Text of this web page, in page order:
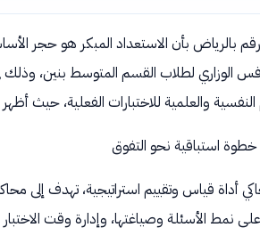
بالرياض بأن الاستعداد المبكر هو حجر
الوزاري لطلاب القسم المتوسط بنين،
النفسية والعلمية للاختبارات الفعلية، حيث
خطوة استباقية نحو التفوق
أداة قياس وتقييم استراتيجية، تهدف
نمط الأسئلة وصياغتها، وإدارة وقت